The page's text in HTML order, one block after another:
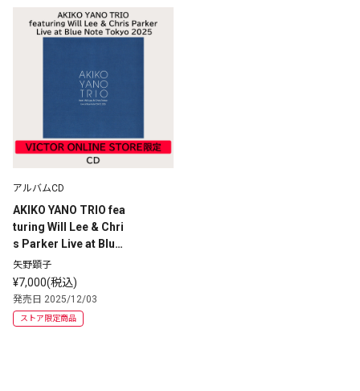
アルバムCD
AKIKO YANO TRIO fea
turing Will Lee & Chri
s Parker Live at Blue
Note Tokyo 2025 | ラ
イブ会場 & VICTOR O
NLINE STORE限定流
通・完全生産限定盤 |
CD
矢野顕子
¥7,000(税込)
発売日 2025/12/03
ストア限定商品